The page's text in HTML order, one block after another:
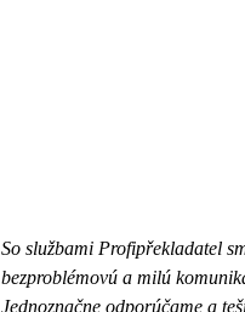
So službami Profipřekladatel
bezproblémovú a milú
Jednoznačne odporúčame a